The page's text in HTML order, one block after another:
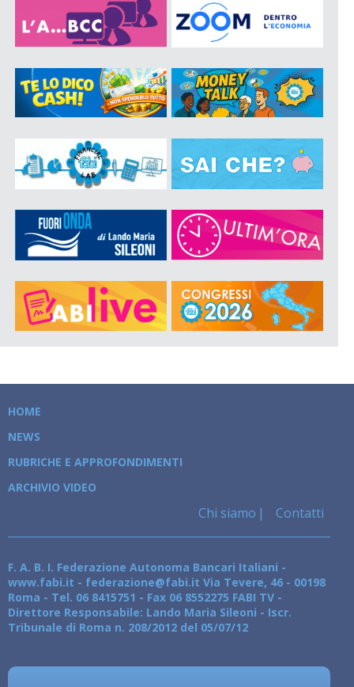
HOME
NEWS
RUBRICHE E APPROFONDIMENTI
ARCHIVIO VIDEO
Chi siamo Contatti
F. A. B. I. Federazione Autonoma Bancari Italiani -
www.fabi.it - federazione@fabi.it Via Tevere, 46 - 00198
Roma - Tel. 06 8415751 - Fax 06 8552275 FABI TV -
Direttore Responsabile: Lando Maria Sileoni - Iscr.
Tribunale di Roma n. 208/2012 del 05/07/12